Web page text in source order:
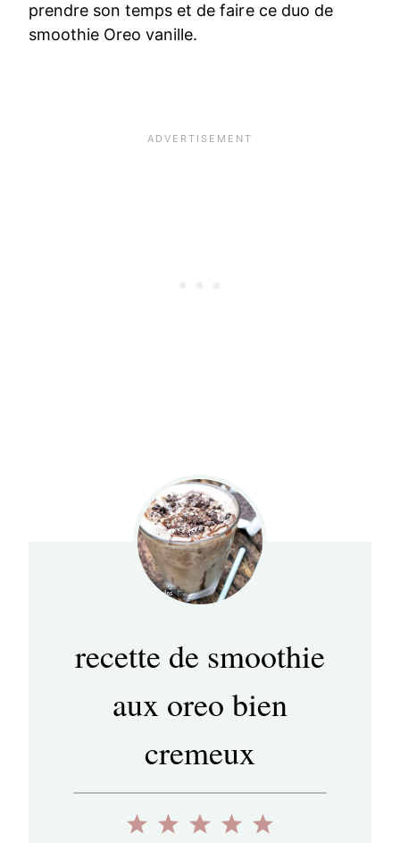
prendre son temps et de faire ce duo de
smoothie Oreo vanille.
recette de smoothie
aux oreo bien
cremeux
5
4
3
2
1